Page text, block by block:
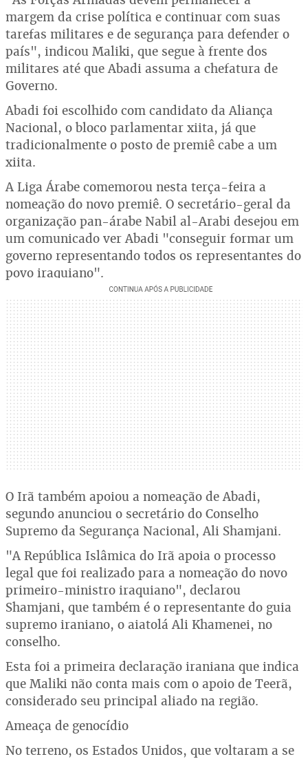
margem da crise política e continuar com suas
tarefas militares e de segurança para defender o
país", indicou Maliki, que segue à frente dos
militares até que Abadi assuma a chefatura de
Governo.
Abadi foi escolhido com candidato da Aliança
Nacional, o bloco parlamentar xiita, já que
tradicionalmente o posto de premiê cabe a um
xiita.
A Liga Árabe comemorou nesta terça-feira a
nomeação do novo premiê. O secretário-geral da
organização pan-árabe Nabil al-Arabi desejou em
um comunicado ver Abadi "conseguir formar um
governo representando todos os representantes do
povo iraquiano".
O Irã também apoiou a nomeação de Abadi,
segundo anunciou o secretário do Conselho
Supremo da Segurança Nacional, Ali Shamjani.
"A República Islâmica do Irã apoia o processo
legal que foi realizado para a nomeação do novo
primeiro-ministro iraquiano", declarou
Shamjani, que também é o representante do guia
supremo iraniano, o aiatolá Ali Khamenei, no
conselho.
Esta foi a primeira declaração iraniana que indica
que Maliki não conta mais com o apoio de Teerã,
considerado seu principal aliado na região.
Ameaça de genocídio
No terreno, os Estados Unidos, que voltaram a se